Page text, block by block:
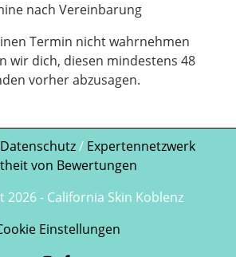
nach Vereinbarung
Termin nicht wahrnehmen
wir dich, diesen mindestens 48
vorher abzusagen.
Datenschutz/ Expertennetzwerk
von Bewertungen
2026- California Skin Koblenz
Einstellungen